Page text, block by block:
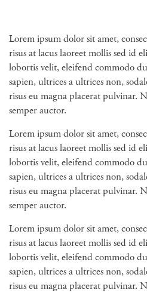
Lorem ipsum dolor sit amet,
risus at lacus laoreet mollis sed id
lobortis velit, eleifend commodo
sapien, ultrices a ultrices non,
risus eu magna placerat pulvinar.
semper auctor.
Lorem ipsum dolor sit amet,
risus at lacus laoreet mollis sed id
lobortis velit, eleifend commodo
sapien, ultrices a ultrices non,
risus eu magna placerat pulvinar.
semper auctor.
Lorem ipsum dolor sit amet,
risus at lacus laoreet mollis sed id
lobortis velit, eleifend commodo
sapien, ultrices a ultrices non,
risus eu magna placerat pulvinar.